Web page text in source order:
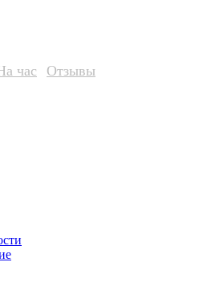
час Отзывы